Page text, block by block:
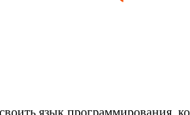
язык программирования,